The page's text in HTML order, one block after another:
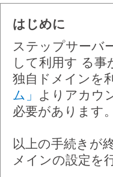
はじめに
ステップサーバ
して利用す る事
独自ドメインを
ム」
よりアカウ
必要があります
以上の手続きが
メインの設定を